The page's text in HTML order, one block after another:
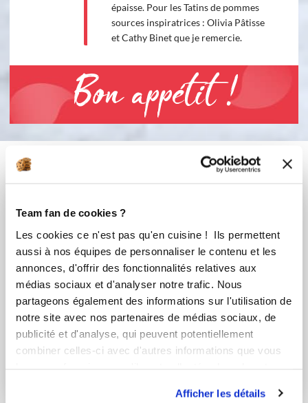
Team fan de cookies ?
Les cookies ce n'est pas qu'en cuisine ! Ils permettent
aussi à nos équipes de personnaliser le contenu et les
annonces, d'offrir des fonctionnalités relatives aux
médias sociaux et d'analyser notre trafic. Nous
partageons également des informations sur l'utilisation de
notre site avec nos partenaires de médias sociaux, de
publicité et d'analyse, qui peuvent potentiellement
combiner celles-ci avec d'autres informations que vous
Afficher les détails
épaisse. Pour les Tatins de pommes
sources inspiratrices : Olivia Pâtisse
et Cathy Binet que je remercie.
Bon appétit !
Vous aimerez aussi ...
sylviecuisinedemarle mario-m
Gâteau à l'Ananas de